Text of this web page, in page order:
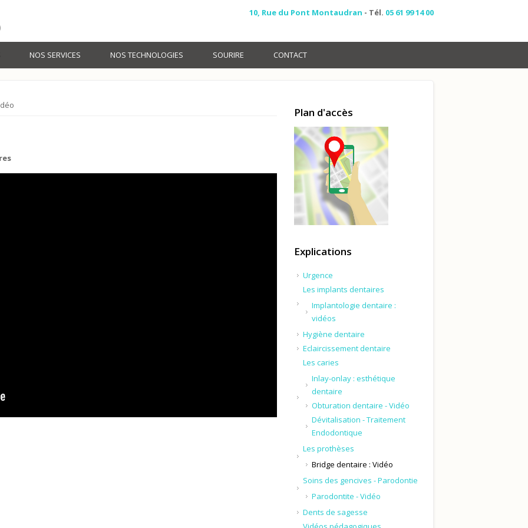
10, Rue du Pont Montaudran - Tél. 05 61 99 14 00
NOS SERVICES NOS TECHNOLOGIES SOURIRE CONTACT
Plan d'accès
Explications
Urgence
Les implants dentaires
Implantologie dentaire :
vidéos
Hygiène dentaire
Eclaircissement dentaire
Les caries
Inlay-onlay : esthétique
dentaire
Obturation dentaire - Vidéo
Dévitalisation - Traitement
Endodontique
Les prothèses
Bridge dentaire : Vidéo
Soins des gencives - Parodontie
Parodontite - Vidéo
Dents de sagesse